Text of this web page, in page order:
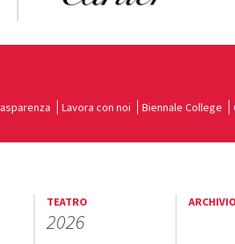
Lavora con noi Biennale College
TEATRO
2026